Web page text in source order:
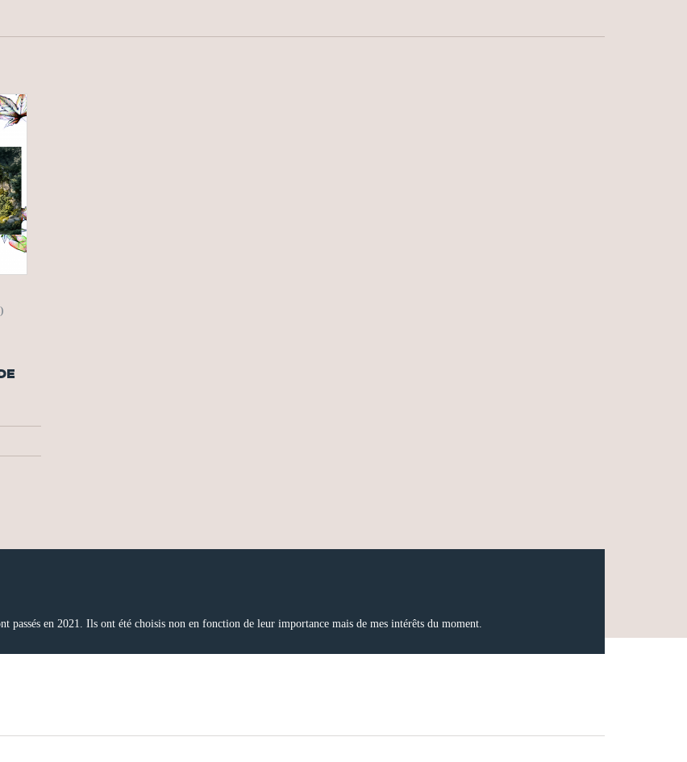
passés en 2021. Ils ont été choisis non en fonction de leur importance mais de mes intérêts du moment.